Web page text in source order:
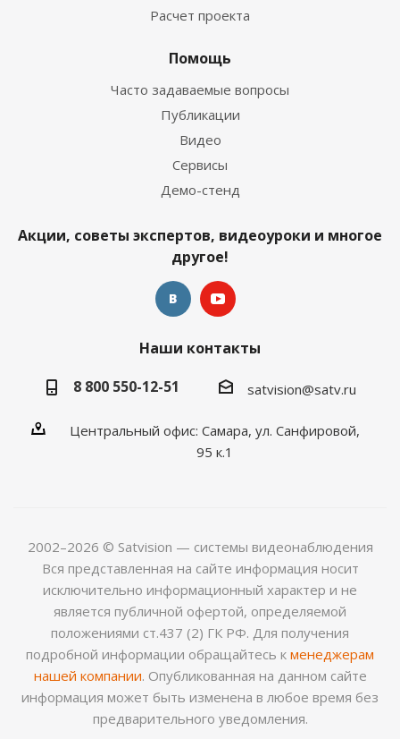
Расчет проекта
Помощь
Часто задаваемые вопросы
Публикации
Видео
Сервисы
Демо-стенд
Акции, советы экспертов, видеоуроки и многое
другое!
Наши контакты
8 800 550-12-51
satvision@satv.ru
Центральный офис: Самара, ул. Санфировой,
95 к.1
2002–2026 © Satvision — системы видеонаблюдения
Вся представленная на сайте информация носит
исключительно информационный характер и не
является публичной офертой, определяемой
положениями ст.437 (2) ГК РФ. Для получения
подробной информации обращайтесь к менеджерам
нашей компании. Опубликованная на данном сайте
информация может быть изменена в любое время без
предварительного уведомления.